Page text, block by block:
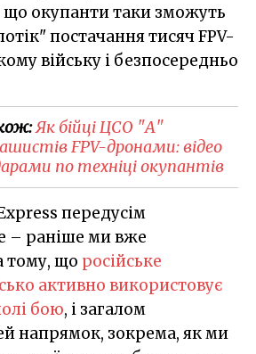
що окупанти таки зможуть
постачання тисяч FPV-
війську і безпосередньо
Як бійці ЦСО "А"
FPV-дронами: відео
по техніці окупантів
передусім
– раніше ми вже
тому, що російське
активно використовує
бою, і загалом
напрямок, зокрема, як ми